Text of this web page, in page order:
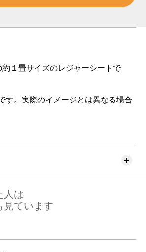
約１畳サイズのレジャーシートで
す。実際のイメージとは異なる場合
人は
見ています